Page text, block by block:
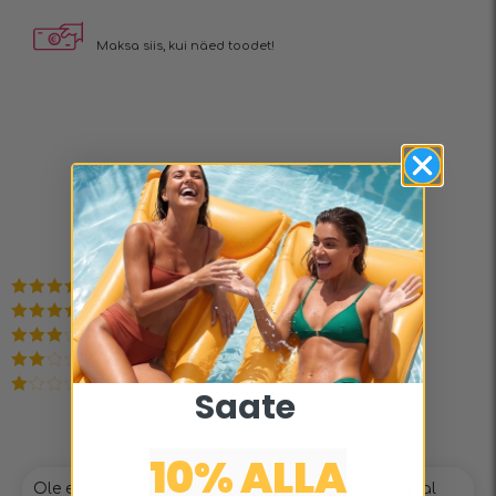
Maksa siis, kui näed toodet!
Arvustused
0.00 Based on 0 reviews
Hinnanguga
/ 5
Hinnanguga
4
Hinnanguga
Hinnanguga
Ole esimene, kes hindab toodet “15 retsepti – digital
Saate ​
10% ALLA​